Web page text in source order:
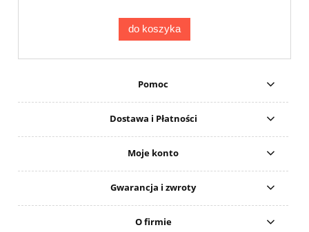
do koszyka
Pomoc
Dostawa i Płatności
Moje konto
Gwarancja i zwroty
O firmie